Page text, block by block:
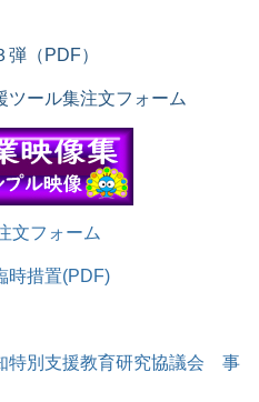
（PDF）
ツール集注文フォーム
文フォーム
時措置(PDF)
別支援教育研究協議会 事